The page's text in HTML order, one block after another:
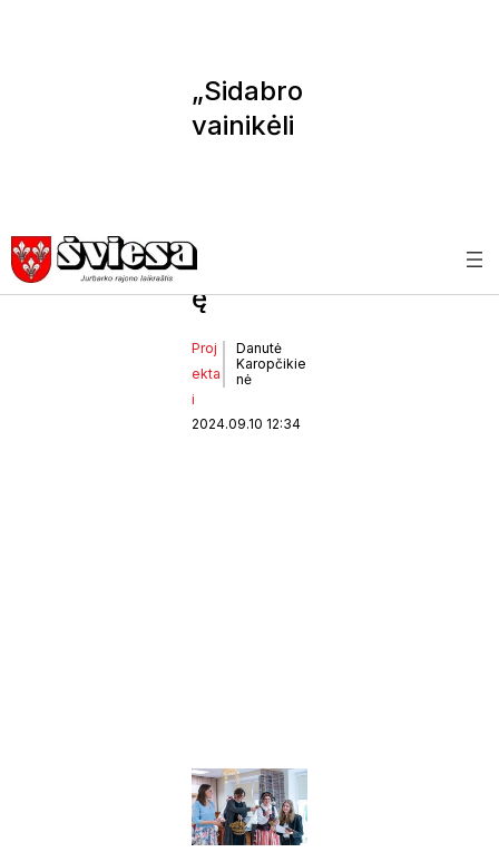
„Sidabro
vainikėli
tautodail
ę
Proj
ekta
i
Danutė
Karopčikie
nė
2024.09.10 12:34